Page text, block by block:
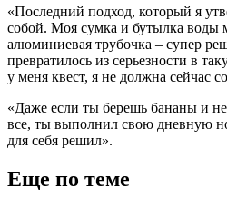
«Последний подход, который я
собой. Моя сумка и бутылка воды
алюминиевая трубочка – супер
превратилось из серьезности в
у меня квест, я не должна сейчас
«Даже если ты берешь бананы и
все, ты выполнил свою дневную
для себя решил».
Еще по теме